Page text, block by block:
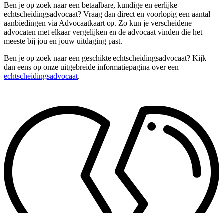
Ben je op zoek naar een betaalbare, kundige en eerlijke
echtscheidingsadvocaat? Vraag dan direct en voorlopig een aantal
aanbiedingen via Advocaatkaart op. Zo kun je verscheidene
advocaten met elkaar vergelijken en de advocaat vinden die het
meeste bij jou en jouw uitdaging past.
Ben je op zoek naar een geschikte echtscheidingsadvocaat? Kijk
dan eens op onze uitgebreide informatiepagina over een
echtscheidingsadvocaat.